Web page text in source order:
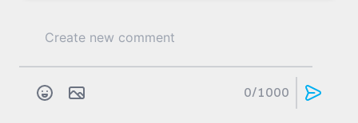
0/1000